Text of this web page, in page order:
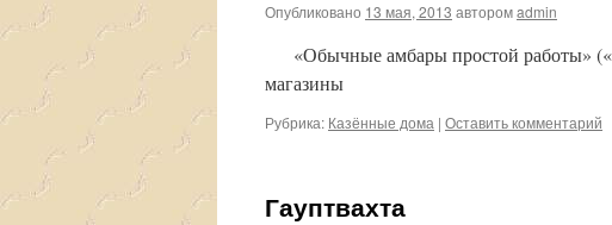
Опубликовано 13 мая, 2013 авторомadmin
«Обычные амбары простой работы»
магазины
Рубрика: Казённые дома | Оставить комментарий
Гауптвахта